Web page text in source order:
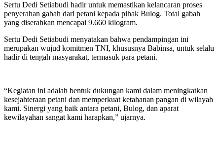
Sertu Dedi Setiabudi hadir untuk memastikan kelancaran proses
penyerahan gabah dari petani kepada pihak Bulog. Total gabah
yang diserahkan mencapai 9.660 kilogram.
Sertu Dedi Setiabudi menyatakan bahwa pendampingan ini
merupakan wujud komitmen TNI, khususnya Babinsa, untuk selalu
hadir di tengah masyarakat, termasuk para petani.
“Kegiatan ini adalah bentuk dukungan kami dalam meningkatkan
kesejahteraan petani dan memperkuat ketahanan pangan di wilayah
kami. Sinergi yang baik antara petani, Bulog, dan aparat
kewilayahan sangat kami harapkan,” ujarnya.